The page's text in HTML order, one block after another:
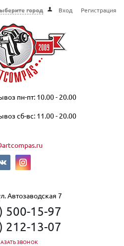
город Вход Регистрация
пн-пт: 10.00 - 20.00
сб-вс: 11.00 - 20.00
Автозаводская 7
500-15-97
212-13-07
ЗВОНОК